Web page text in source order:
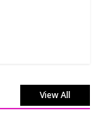
View All